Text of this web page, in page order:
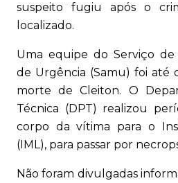
suspeito fugiu após o
localizado.
Uma equipe do Serviço de
de Urgência (Samu) foi até
morte de Cleiton. O
Técnica (DPT) realizou
corpo da vítima para o
(IML), para passar por
Não foram divulgadas